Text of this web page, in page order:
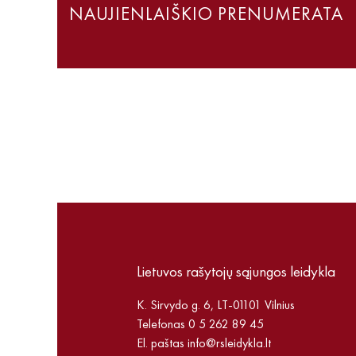
NAUJIENLAIŠKIO PRENUMERATA
Lietuvos rašytojų sąjungos leidykla
K. Sirvydo g. 6, LT-01101 Vilnius
Telefonas 0 5 262 89 45
El. paštas info@rsleidykla.lt